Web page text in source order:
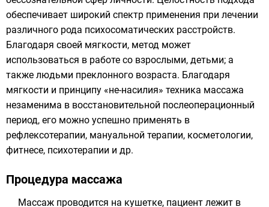
обеспечивает широкий спектр применения при лечении
различного рода психосоматических расстройств.
Благодаря своей мягкости, метод может
использоваться в работе со взрослыми, детьми; а
также людьми преклонного возраста. Благодаря
мягкости и принципу «не-насилия» техника массажа
незаменима в восстановительной послеоперационный
период, его можно успешно применять в
рефлексотерапии, мануальной терапии, косметологии,
фитнесе, психотерапии и др.
Процедура массажа
Массаж проводится на кушетке, пациент лежит в